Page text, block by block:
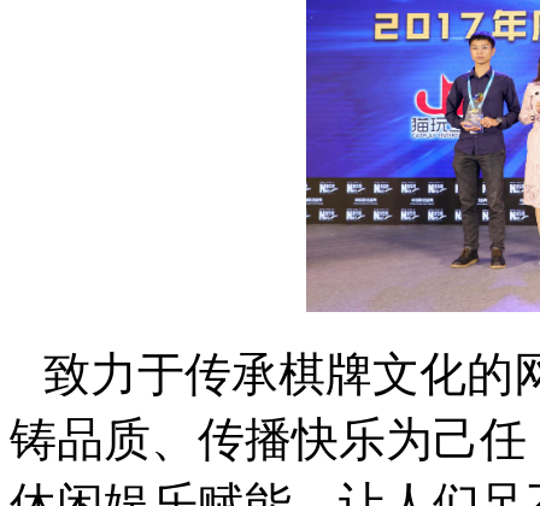
致力于传承棋牌文化的
铸品质、传播快乐为己